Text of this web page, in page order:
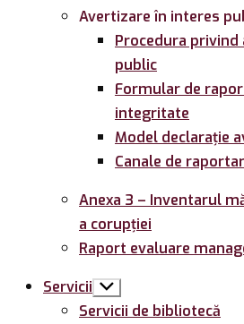
Avertizare în interes
Procedura
public
Formular de
integritate
Model declarație
Canale de
Anexa 3 – Inventarul
a corupției
Raport evaluare
Servicii Arată
submeniul
Servicii de bibliotecă